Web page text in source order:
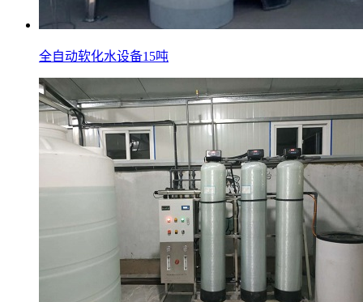
全自动软化水设备15吨